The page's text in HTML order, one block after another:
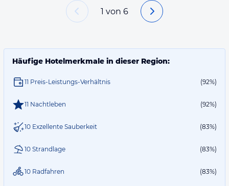
1 von 6
Häufige Hotelmerkmale in dieser Region:
11 Preis-Leistungs-Verhältnis (92%)
11 Nachtleben (92%)
10 Exzellente Sauberkeit (83%)
10 Strandlage (83%)
10 Radfahren (83%)